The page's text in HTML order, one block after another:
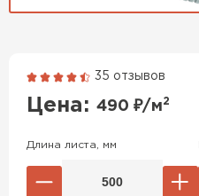
35 отзывов
Цена: 490 ₽/м2
Длина листа, мм